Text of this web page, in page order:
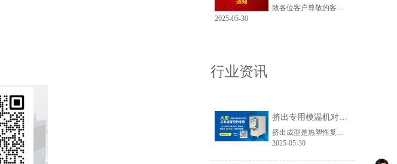
致各位客户尊敬的客户：您好！衷心感谢您一直以来对我司的信任与支持。值此国庆与中秋双节来临之际，根据国家法定节假日及我司生产需求安排，现将我司假期服务调整情况告知
2025-05-30
行业资讯
挤出专用模温机对挤出成型的作用介绍
挤出成型是热塑性复合材料制品生产中应用较广的工艺之一，挤出专用模温机是用于控制挤出机各个温控区温度的设备。挤出机需要控温的区域比较多，而且每个控温区所需要控制的
2025-05-30